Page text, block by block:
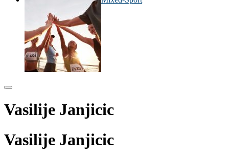
Vasilije Janjicic
Vasilije Janjicic